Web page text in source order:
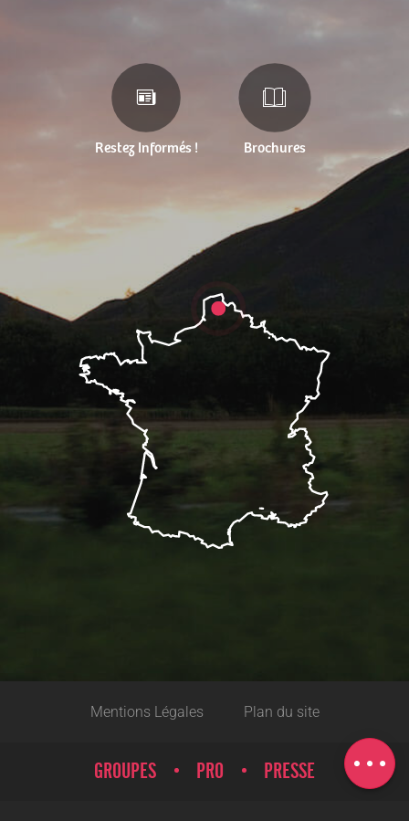
Carte
Restez Informés ! Brochures
Mentions Légales Plan du site
GROUPES PRO PRESSE